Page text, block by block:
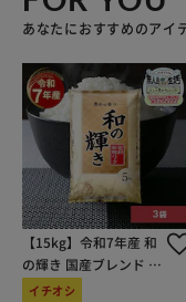
あなたにおすすめのアイ
【15kg】令和7年産 和
の輝き 国産ブレンド 5
kg×3袋
イチオシ